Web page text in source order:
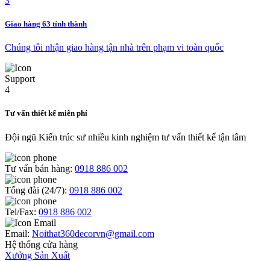
Giao hàng 63 tỉnh thành
Chúng tôi nhận giao hàng tận nhà trên phạm vi toàn quốc
Tư vấn thiết kế miễn phí
Đội ngũ Kiến trúc sư nhiều kinh nghiệm tư vấn thiết kế tận tâm
Tư vấn bán hàng: 0918 886 002
Tổng đài (24/7): 0918 886 002
Tel/Fax: 0918 886 002
Email: Noithat360decorvn@gmail.com
Hệ thống cửa hàng
Xưởng Sản Xuất